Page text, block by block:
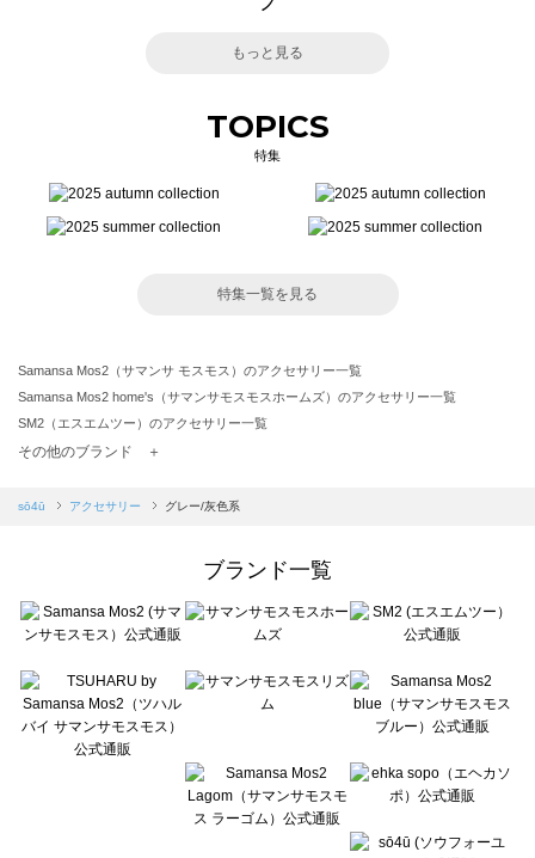
もっと見る
TOPICS
特集
特集一覧を見る
Samansa Mos2（サマンサ モスモス）のアクセサリー一覧
Samansa Mos2 home's（サマンサモスモスホームズ）のアクセサリー一覧
SM2（エスエムツー）のアクセサリー一覧
TSUHARU by Samansa Mos2（ツハルバイサマンサモスモス）のアクセサリー一覧
Samansa Mos2 blue（サマンサモスモス ブルー）のアクセサリー一覧
sō4ū（ソウフォーユー）のアクセサリー一覧
Te chichi（テチチ）のアクセサリー一覧
Te chichi CLASSIC（テチチ クラシック）のアクセサリー一覧
Lugnoncure（ルノンキュール）のアクセサリー一覧
BETTY'S BLUE（べティーズブルー）のアクセサリー一覧
Wpc.（ワールドパーティー）のアクセサリー一覧
その他のブランド ＋
sō4ū アクセサリー グレー/灰色系
ブランド一覧